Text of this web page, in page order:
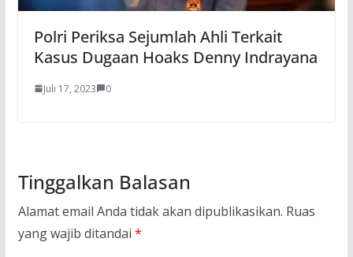
Polri Periksa Sejumlah Ahli Terkait
Kasus Dugaan Hoaks Denny Indrayana
Juli 17, 2023 0
Tinggalkan Balasan
Alamat email Anda tidak akan dipublikasikan. Ruas
yang wajib ditandai *